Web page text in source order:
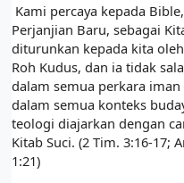
Kami percaya kepada
Perjanjian Baru, sebagai
diturunkan kepada kita
Roh Kudus, dan ia tidak
dalam semua perkara
dalam semua konteks
teologi diajarkan dengan
Kitab Suci. (2 Tim. 3:16-17;
1:21)